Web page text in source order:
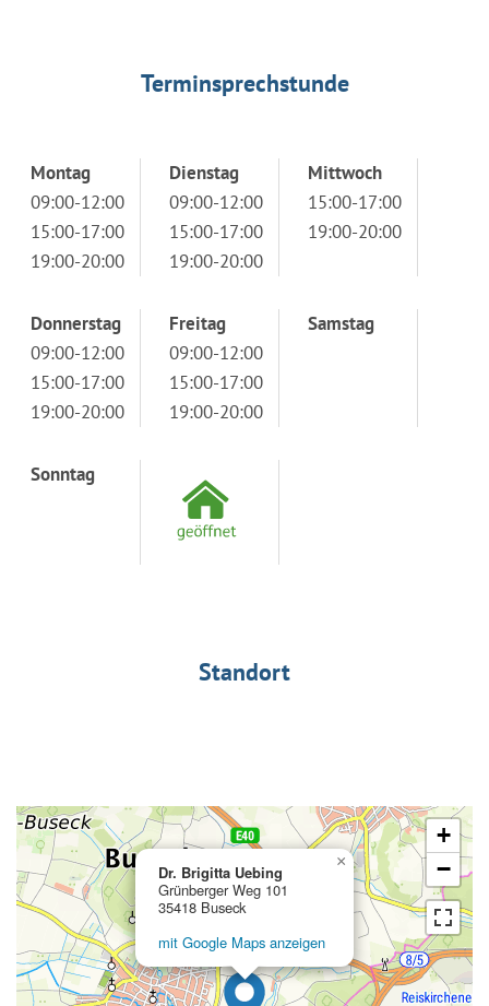
Terminsprechstunde
Montag
09:00-12:00
15:00-17:00
19:00-20:00
Dienstag
09:00-12:00
15:00-17:00
19:00-20:00
Mittwoch
15:00-17:00
19:00-20:00
Donnerstag
09:00-12:00
15:00-17:00
19:00-20:00
Freitag
09:00-12:00
15:00-17:00
19:00-20:00
Samstag
Sonntag
Standort
Dr. Brigitta Uebing
Grünberger Weg 101
35418 Buseck
mit Google Maps anzeigen
×
+
−